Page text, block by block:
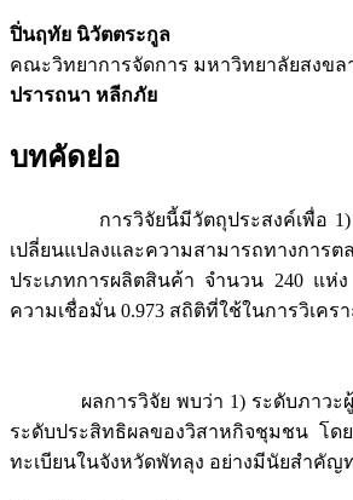
ปิ่นฤทัย นิวัตตระกูล
คณะวิทยาการจัดการ มหาวิทยาลัยสงข
ปรารถนา หลีกภัย
บทคัดย่อ
การวิจัยนี้มีวัตถุประสงค์เพื่อ
เปลี่ยนแปลงและความสามารถทางการ
ประเภทการผลิตสินค้า จำนวน 240 แห่
ความเชื่อมั่น 0.973 สถิติที่ใช้ในการวิเค
ผลการวิจัย พบว่า 1) ระดับภาวะผู้น
ระดับประสิทธิผลของวิสาหกิจชุมชน โด
ทะเบียนในจังหวัดพัทลุง อย่างมีนัยสำคัญ